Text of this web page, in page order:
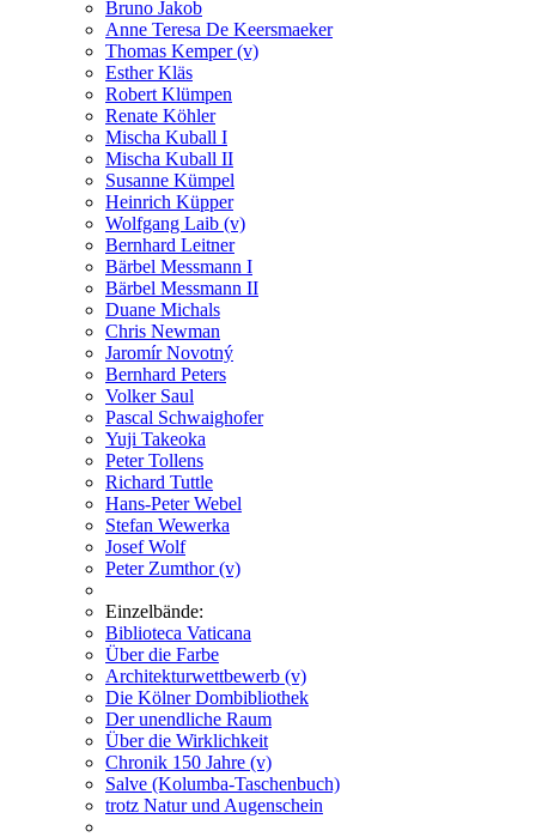
Bruno Jakob
Anne Teresa De Keersmaeker
Thomas Kemper (v)
Esther Kläs
Robert Klümpen
Renate Köhler
Mischa Kuball I
Mischa Kuball II
Susanne Kümpel
Heinrich Küpper
Wolfgang Laib (v)
Bernhard Leitner
Bärbel Messmann I
Bärbel Messmann II
Duane Michals
Chris Newman
Jaromír Novotný
Bernhard Peters
Volker Saul
Pascal Schwaighofer
Yuji Takeoka
Peter Tollens
Richard Tuttle
Hans-Peter Webel
Stefan Wewerka
Josef Wolf
Peter Zumthor (v)
Einzelbände:
Biblioteca Vaticana
Über die Farbe
Architekturwettbewerb (v)
Die Kölner Dombibliothek
Der unendliche Raum
Über die Wirklichkeit
Chronik 150 Jahre (v)
Salve (Kolumba-Taschenbuch)
trotz Natur und Augenschein